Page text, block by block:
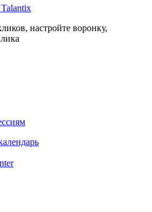
Talantix
настройте воронку,